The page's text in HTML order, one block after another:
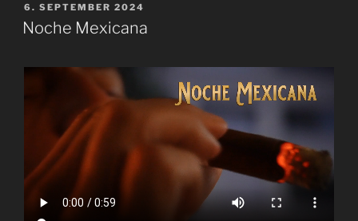
VERÖFFENTLICHT
AM
6. SEPTEMBER 2024
Noche Mexicana